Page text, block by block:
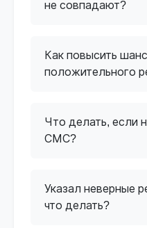
не совпадают?
Как повысить
положительного
Что делать, если
СМС?
Указал неверные
что делать?